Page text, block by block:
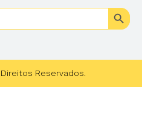
Reservados.